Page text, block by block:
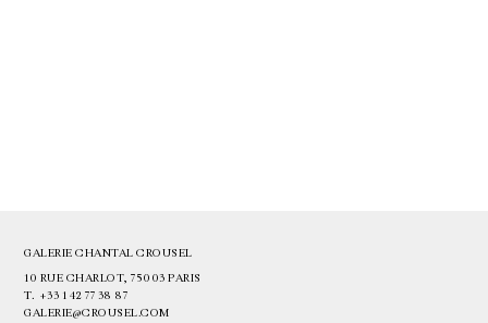
GALERIE CHANTAL CROUSEL
10 RUE CHARLOT, 75003 PARIS
T. +33 1 42 77 38 87
GALERIE@CROUSEL.COM